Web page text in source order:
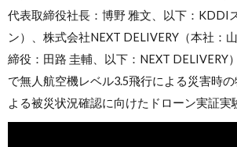
代表取締役社長：博野 雅文、以下：KDDI
ン）、株式会社NEXT DELIVERY（本社：
締役：田路 圭輔、以下：NEXT DELIVERY
で無人航空機レベル3.5飛行による災害時
よる被災状況確認に向けたドローン実証実